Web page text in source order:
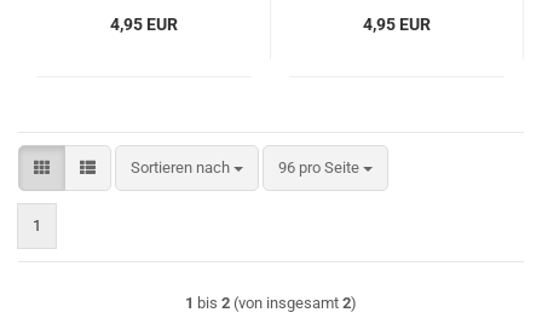
4,95 EUR 4,95 EUR
Sortieren nach
Sortieren nach 96 pro Seite
pro Seite
1
1 bis 2 (von insgesamt 2)